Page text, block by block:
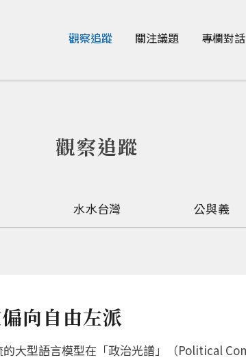
觀察追蹤 關注議題 專欄對話
觀察追蹤
水水台灣 公與義
向自由左派
大型語言模型在「政治光譜」（Political